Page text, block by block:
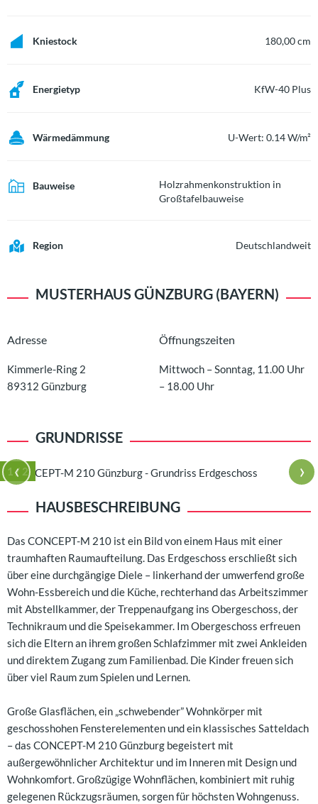
Kniestock 180,00 cm
Energietyp KfW-40 Plus
Wärmedämmung U-Wert: 0.14 W/m²
Bauweise
Holzrahmenkonstruktion in
Großtafelbauweise
Region Deutschlandweit
MUSTERHAUS GÜNZBURG (BAYERN)
Adresse
Kimmerle-Ring 2
89312 Günzburg
Öffnungszeiten
Mittwoch – Sonntag, 11.00 Uhr
– 18.00 Uhr
GRUNDRISSE
1 / 2
‹ ›
HAUSBESCHREIBUNG
Das CONCEPT-M 210 ist ein Bild von einem Haus mit einer
traumhaften Raumaufteilung. Das Erdgeschoss erschließt sich
über eine durchgängige Diele – linkerhand der umwerfend große
Wohn-Essbereich und die Küche, rechterhand das Arbeitszimmer
mit Abstellkammer, der Treppenaufgang ins Obergeschoss, der
Technikraum und die Speisekammer. Im Obergeschoss erfreuen
sich die Eltern an ihrem großen Schlafzimmer mit zwei Ankleiden
und direktem Zugang zum Familienbad. Die Kinder freuen sich
über viel Raum zum Spielen und Lernen.
Große Glasflächen, ein „schwebender” Wohnkörper mit
geschosshohen Fensterelementen und ein klassisches Satteldach
– das CONCEPT-M 210 Günzburg begeistert mit
außergewöhnlicher Architektur und im Inneren mit Design und
Wohnkomfort. Großzügige Wohnflächen, kombiniert mit ruhig
gelegenen Rückzugsräumen, sorgen für höchsten Wohngenuss.